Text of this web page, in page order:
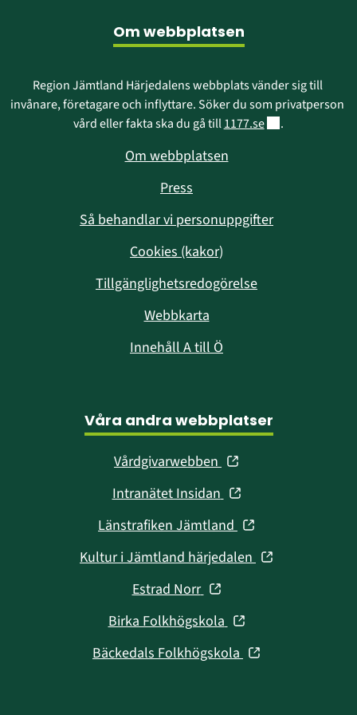
Om webbplatsen
Region Jämtland Härjedalens webbplats vänder sig till
invånare, företagare och inflyttare. Söker du som privatperson
vård eller fakta ska du gå till 1177.seLänk till annan
.
Om webbplatsen
Press
Så behandlar vi personuppgifter
Cookies (kakor)
Tillgänglighetsredogörelse
Webbkarta
Innehåll A till Ö
Våra andra webbplatser
Vårdgivarwebben (öppnas
nytt
fönster)
Intranätet Insidan (öppnas
nytt
fönster)
Länstrafiken Jämtland (öppnas
nytt
Kultur i Jämtland härjedalen (öppnas
Estrad Norr (öppnas
nytt
fönster)
Birka Folkhögskola (öppnas
nytt
Bäckedals Folkhögskola (öppnas